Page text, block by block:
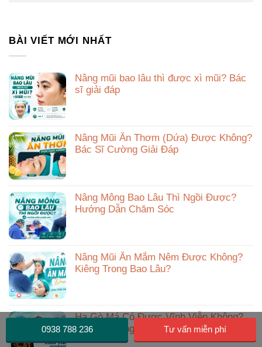
BÀI VIẾT MỚI NHẤT
Nâng mũi bao lâu thì được xì mũi? Bác
sĩ giải đáp
Nâng Mũi Ăn Thơm (Dứa) Được Không?
Bác Sĩ Cường Giải Đáp
Nâng Mông Bao Lâu Thì Ngồi Được?
Hướng Dẫn Chăm Sóc
Nâng Mũi Ăn Mắm Nêm Được Không?
Kiêng Trong Bao Lâu?
Hạ Gò Má Có Được Vĩnh Viễn Không?
Bác Sĩ Phùng Mạnh Cường Giải Đáp
0938 788 236 Tư vấn miễn phí